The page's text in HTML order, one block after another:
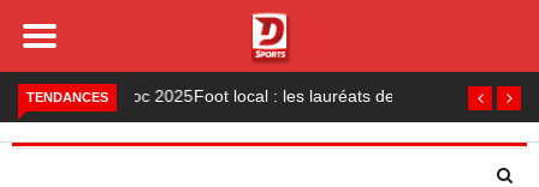
TENDANCES Foot local : les lauréats de la saison 2024-2025